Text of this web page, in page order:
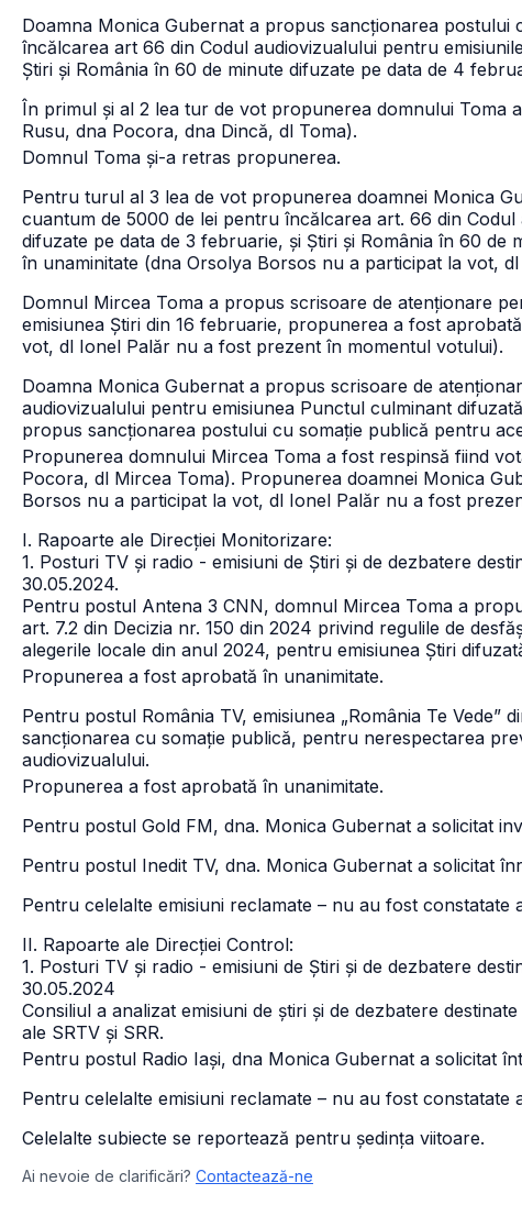
Doamna Monica Gubernat a propus sancționarea
încălcarea art 66 din Codul audiovizualului pentru
Știri și România în 60 de minute difuzate pe data de 4
În primul și al 2 lea tur de vot propunerea domnului
Rusu, dna Pocora, dna Dincă, dl Toma).
Domnul Toma și-a retras propunerea.
Pentru turul al 3 lea de vot propunerea doamnei Monica
cuantum de 5000 de lei pentru încălcarea art. 66 din
difuzate pe data de 3 februarie, și Știri și România în 60
în unaminitate (dna Orsolya Borsos nu a participat la vot,
Domnul Mircea Toma a propus scrisoare de atenționare
emisiunea Știri din 16 februarie, propunerea a fost
vot, dl Ionel Palăr nu a fost prezent în momentul votului).
Doamna Monica Gubernat a propus scrisoare de
audiovizualului pentru emisiunea Punctul culminant
propus sancționarea postului cu somație publică pentru
Propunerea domnului Mircea Toma a fost respinsă fiind
Pocora, dl Mircea Toma). Propunerea doamnei Monica
Borsos nu a participat la vot, dl Ionel Palăr nu a fost
I. Rapoarte ale Direcției Monitorizare:
1. Posturi TV și radio - emisiuni de Știri și de dezbatere
30.05.2024.
Pentru postul Antena 3 CNN, domnul Mircea Toma a
art. 7.2 din Decizia nr. 150 din 2024 privind regulile de
alegerile locale din anul 2024, pentru emisiunea Știri
Propunerea a fost aprobată în unanimitate.
Pentru postul România TV, emisiunea „România Te Vede”
sancționarea cu somație publică, pentru nerespectarea
audiovizualului.
Propunerea a fost aprobată în unanimitate.
Pentru postul Gold FM, dna. Monica Gubernat a solicitat
Pentru postul Inedit TV, dna. Monica Gubernat a solicitat
Pentru celelalte emisiuni reclamate – nu au fost constatate
II. Rapoarte ale Direcției Control:
1. Posturi TV și radio - emisiuni de Știri și de dezbatere
30.05.2024
Consiliul a analizat emisiuni de știri și de dezbatere
ale SRTV și SRR.
Pentru postul Radio Iași, dna Monica Gubernat a solicitat
Pentru celelalte emisiuni reclamate – nu au fost constatate
Celelalte subiecte se reportează pentru ședința viitoare.
Ai nevoie de clarificări? Contactează-ne